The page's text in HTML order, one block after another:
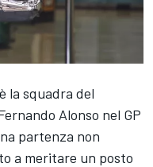
la squadra del
Alonso nel GP
partenza non
a meritare un posto